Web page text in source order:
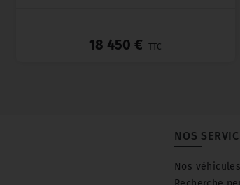
18 450 € TTC
NOS
Nos véhicules